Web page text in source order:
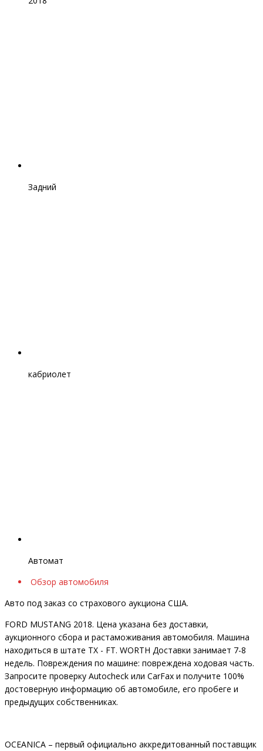
Задний
кабриолет
Автомат
Обзор автомобиля
Авто под заказ со страхового аукциона США.
FORD MUSTANG 2018. Цена указана без доставки,
аукционного сбора и растаможивания автомобиля. Машина
находиться в штате TX - FT. WORTH Доставки занимает 7-8
недель. Повреждения по машине: повреждена ходовая часть.
Запросите проверку Autocheck или CarFax и получите 100%
достоверную информацию об автомобиле, его пробеге и
предыдущих собственниках.
OCEANIСA – первый официально аккредитованный поставщик